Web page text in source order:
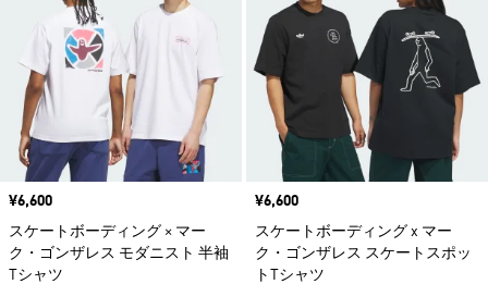
価格
¥6,600
スケートボーディング × マー
ク・ゴンザレス モダニスト 半袖
Tシャツ
価格
¥6,600
スケートボーディング x マー
ク・ゴンザレス スケートスポッ
トTシャツ